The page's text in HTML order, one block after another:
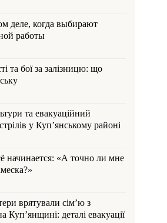
деле, когда выбирают
работы
та бої за залізницю: що
та евакуаційний
у Куп’янському районі
начинается: «А точно ли мне
врятували сім’ю з
Куп’янщині: деталі евакуації